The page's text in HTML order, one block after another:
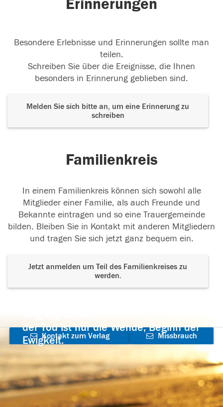
Erinnerungen
Besondere Erlebnisse und Erinnerungen sollte man
teilen.
Schreiben Sie über die Ereignisse, die Ihnen
besonders in Erinnerung geblieben sind.
Melden Sie sich bitte an, um eine Erinnerung zu
schreiben
Familienkreis
In einem Familienkreis können sich sowohl alle
Mitglieder einer Familie, als auch Freunde und
Bekannte eintragen und so eine Trauergemeinde
bilden. Bleiben Sie in Kontakt mit anderen Mitgliedern
und tragen Sie sich jetzt ganz bequem ein.
Jetzt anmelden um Teil des Familienkreises zu
werden.
der Tod ist nur die Wende, Beginn der
Ewigkeit.
Kontakt zum Verlag
aufnehmen
Missbrauch